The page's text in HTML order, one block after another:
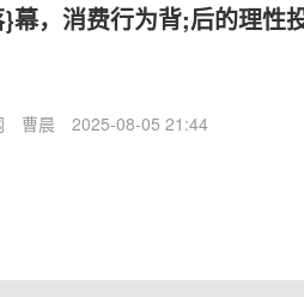
幕，消费行为背;后的理性
曹晨 2025-08-05 21:44